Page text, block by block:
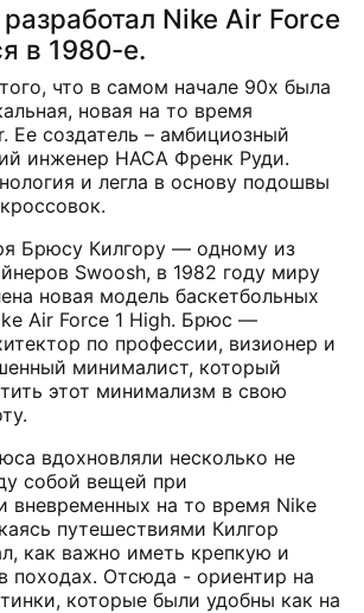
разработал Nike Air Force
в 1980-е.
что в самом начале 90х была
новая на то время
Ее создатель – амбициозный
инженер НАСА Френк Руди.
и легла в основу подошвы
Брюсу Килгору — одному из
Swoosh, в 1982 году миру
новая модель баскетбольных
Air Force 1 High. Брюс —
по профессии, визионер и
минималист, который
этот минимализм в свою
вдохновляли несколько не
собой вещей при
вневременных на то время Nike
путешествиями Килгор
как важно иметь крепкую и
походах. Отсюда - ориентир на
которые были удобны как на